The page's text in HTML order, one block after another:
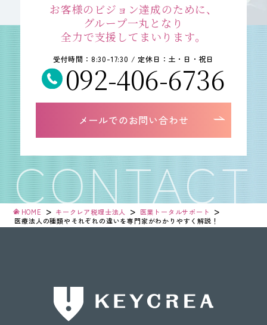
お客様のビジョン達成のために、
グループ一丸となり
全力で支援してまいります。
受付時間：8:30-17:30 / 定休日：土・日・祝日
092-406-6736
メールでのお問い合わせ
HOME > キークレア税理士法人 > 医業 トータルサポート >
医療法人の種類や それぞれの違いを専門家がわかりやすく解説！